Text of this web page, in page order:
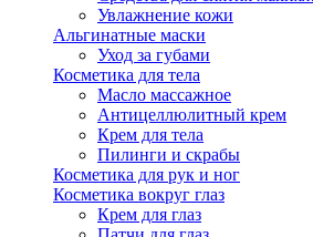
Увлажнение кожи
Альгинатные маски
Уход за губами
Косметика для тела
Масло массажное
Антицеллюлитный крем
Крем для тела
Пилинги и скрабы
Косметика для рук и ног
Косметика вокруг глаз
Крем для глаз